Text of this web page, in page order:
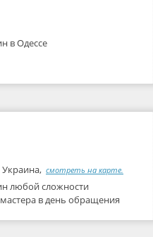
в Одессе
Украина, смотреть на карте.
любой сложности
в день обращения